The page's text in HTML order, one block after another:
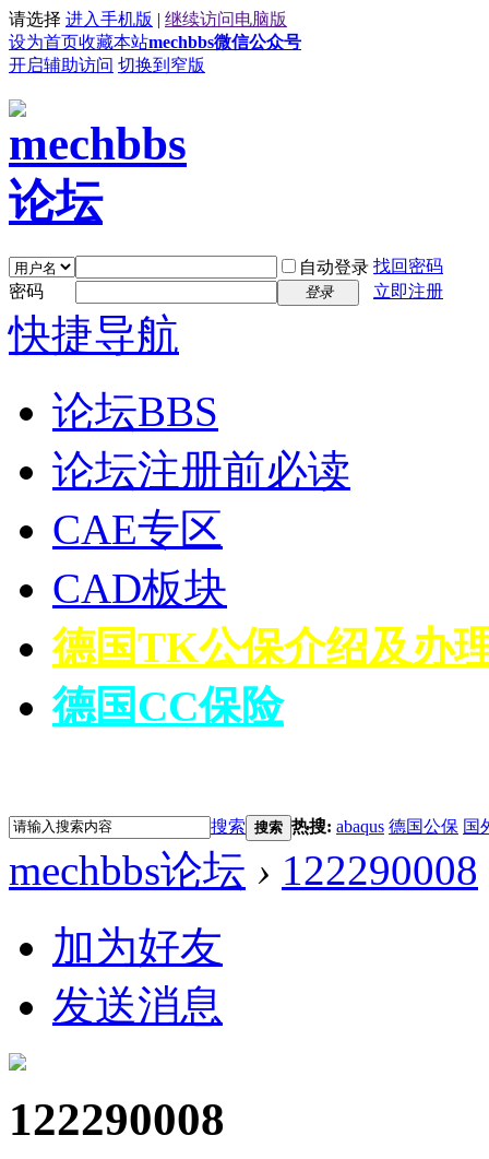
请选择 进入手机版 | 继续访问电脑版
设为首页收藏本站mechbbs微信公众号
开启辅助访问 切换到窄版
自动登录 找回密码
密码
登录 立即注册
快捷导航
论坛BBS
论坛注册前必读
CAE专区
CAD板块
德国TK公保介绍及办
德国CC保险
搜索 搜索 热搜: abaqus 德国公保 国
mechbbs论坛 › 122290008
加为好友
发送消息
122290008